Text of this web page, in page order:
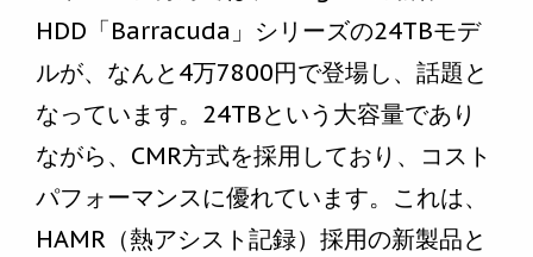
HDD「Barracuda」シリーズの24TBモデ
ルが、なんと4万7800円で登場し、話題と
なっています。24TBという大容量であり
ながら、CMR方式を採用しており、コスト
パフォーマンスに優れています。これは、
HAMR（熱アシスト記録）採用の新製品と